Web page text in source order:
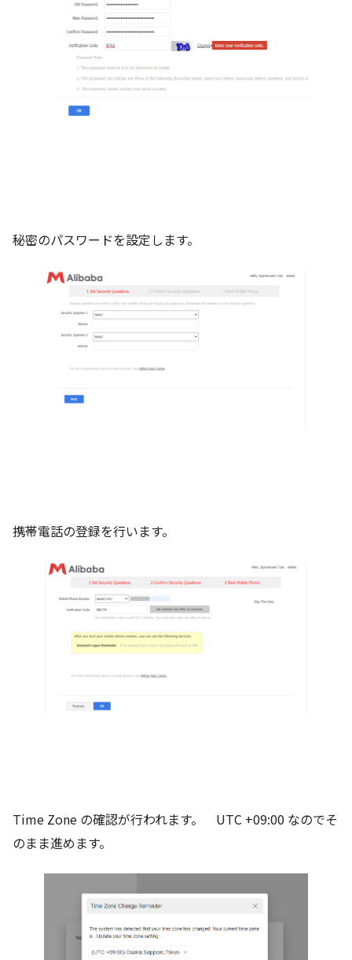
秘密のパスワードを設定します。
携帯電話の登録を行います。
Time Zone の確認が行われます。 UTC +09:00 なのでそ
のまま進めます。